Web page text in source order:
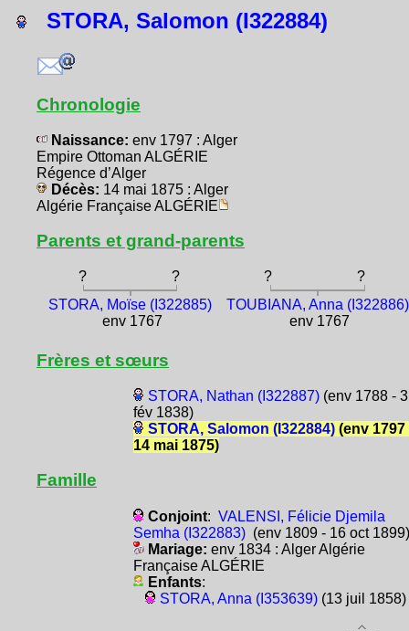
STORA, Salomon (I322884)
Chronologie
Naissance: env 1797 : Alger
Empire Ottoman ALGÉRIE
Régence d’Alger
Décès: 14 mai 1875 : Alger
Algérie Française ALGÉRIE
Parents et grand-parents
? ? ?
?
STORA, Moïse (I322885)
env 1767
TOUBIANA, Anna (I322886)
env 1767
Frères et sœurs
STORA, Nathan (I322887)(env 1788 - 3
fév 1838)
STORA, Salomon (I322884)(env 1797
14 mai 1875)
Famille
Conjoint: VALENSI, Félicie Djemila
Semha (I322883)(env 1809 - 16 oct 1899)
Mariage: env 1834 : Alger Algérie
Française ALGÉRIE
Enfants:
STORA, Anna (I353639)(13 juil 1858)